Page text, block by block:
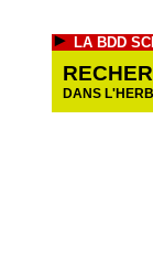
LA BDD
DANS